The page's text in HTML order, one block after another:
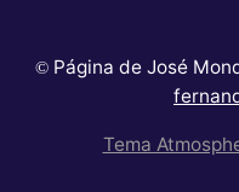
©Página de José
Tema